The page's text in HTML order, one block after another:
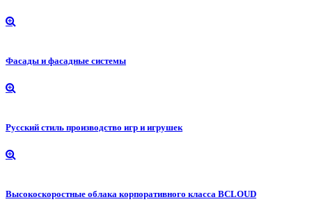
Фасады и фасадные системы
Русский стиль производство игр и игрушек
Высокоскоростные облака корпоративного класса BCLOUD